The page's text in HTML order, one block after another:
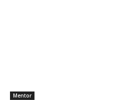
Mentor